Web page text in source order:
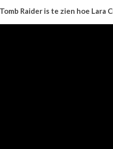
Raider is te zien hoe